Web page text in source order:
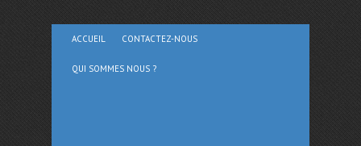
ACCUEIL CONTACTEZ-NOUS
QUI SOMMES NOUS ?